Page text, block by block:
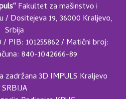
Fakultet za mašinstvo i
Dositejeva 19, 36000 Kraljevo,
Srbija
/ PIB: 101255862 / Matični broj:
840-1042666-89
zadržana 3D IMPULS Kraljevo
SRBIJA